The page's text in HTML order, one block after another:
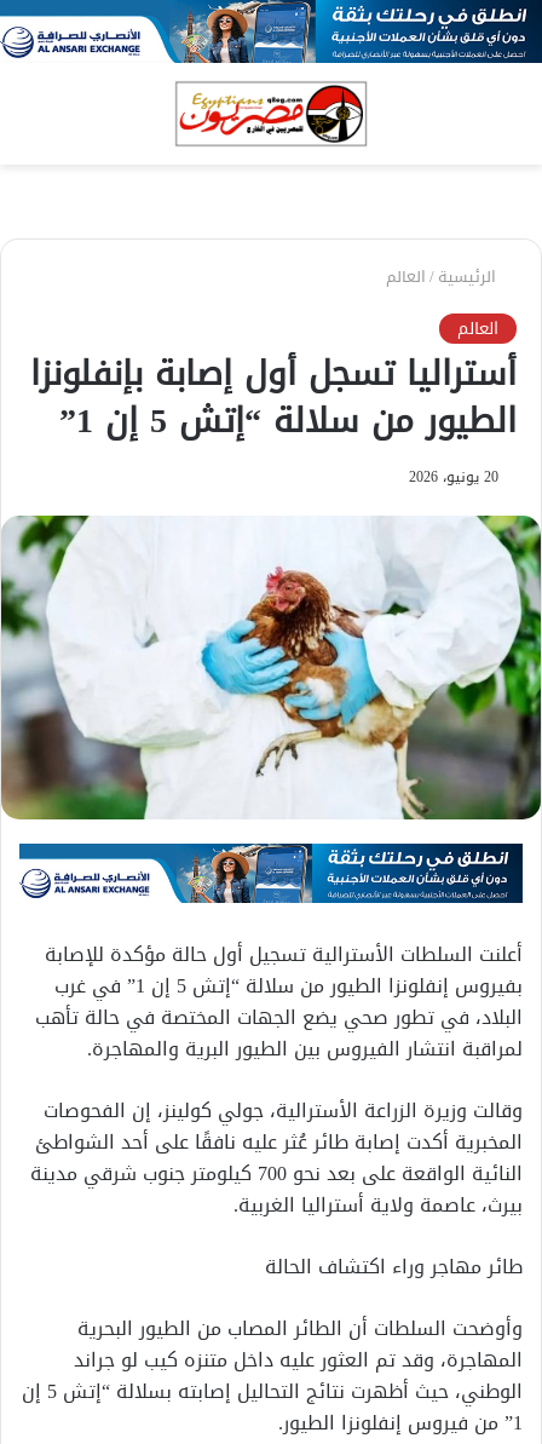
الرئيسية/العالم
العالم
أستراليا تسجل أول إصابة بإنفلونزا
الطيور من سلالة “إتش 5 إن 1”
20 يونيو، 2026
أعلنت السلطات الأسترالية تسجيل أول حالة مؤكدة للإصابة
بفيروس إنفلونزا الطيور من سلالة “إتش 5 إن 1” في غرب
البلاد، في تطور صحي يضع الجهات المختصة في حالة تأهب
لمراقبة انتشار الفيروس بين الطيور البرية والمهاجرة.
وقالت وزيرة الزراعة الأسترالية، جولي كولينز، إن الفحوصات
المخبرية أكدت إصابة طائر عُثر عليه نافقًا على أحد الشواطئ
النائية الواقعة على بعد نحو 700 كيلومتر جنوب شرقي مدينة
بيرث، عاصمة ولاية أستراليا الغربية.
طائر مهاجر وراء اكتشاف الحالة
وأوضحت السلطات أن الطائر المصاب من الطيور البحرية
المهاجرة، وقد تم العثور عليه داخل متنزه كيب لو جراند
الوطني، حيث أظهرت نتائج التحاليل إصابته بسلالة “إتش 5 إن
1” من فيروس إنفلونزا الطيور.